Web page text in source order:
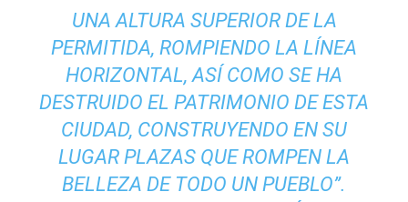
UNA ALTURA SUPERIOR DE LA
PERMITIDA, ROMPIENDO LA LÍNEA
HORIZONTAL, ASÍ COMO SE HA
DESTRUIDO EL PATRIMONIO DE ESTA
CIUDAD, CONSTRUYENDO EN SU
LUGAR PLAZAS QUE ROMPEN LA
BELLEZA DE TODO UN PUEBLO”.